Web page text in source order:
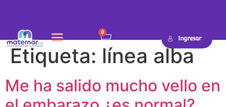
0
Ingresar
Etiqueta: línea alba
Me ha salido mucho vello en